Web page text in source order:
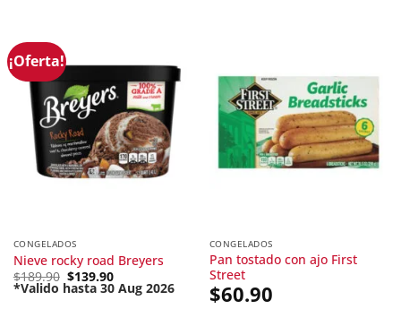
¡Oferta!
CONGELADOS
Nieve rocky road Breyers
$189.90 Original
price
was:
$139.90
*Valido hasta 30 Aug 2026
Current
CONGELADOS
Pan tostado con ajo First
Street
$60.90